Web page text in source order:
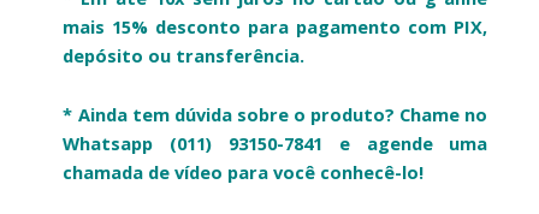
mais 15% desconto para pagamento com PIX,
depósito ou transferência.
* Ainda tem dúvida sobre o produto? Chame no
Whatsapp (011) 93150-7841 e agende uma
chamada de vídeo para você conhecê-lo!